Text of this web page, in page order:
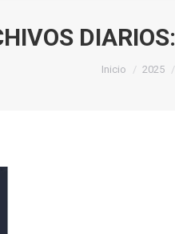
DIARIOS:
Estás aquí:
Inicio 2025